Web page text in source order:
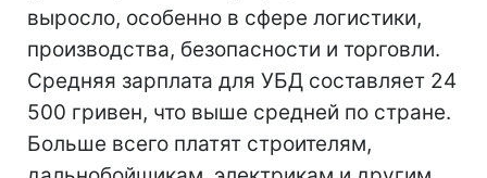
выросло, особенно в сфере логистики,
производства, безопасности и торговли.
Средняя зарплата для УБД составляет 24
500 гривен, что выше средней по стране.
Больше всего платят строителям,